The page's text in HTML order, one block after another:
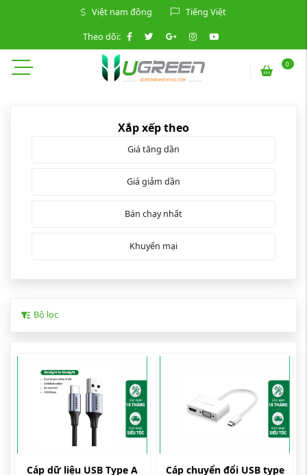
Việt nam đồng Tiếng Việt
Theo dõi:
0
Xắp xếp theo
Giá tăng dần
Giá giảm dần
Bán chạy nhất
Khuyến mại
Bộ lọc
Cáp dữ liệu USB Type A
Cáp chuyển đổi USB type